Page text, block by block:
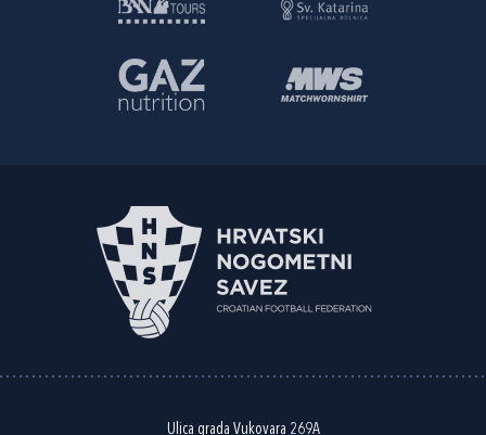
Ulica grada Vukovara 269A